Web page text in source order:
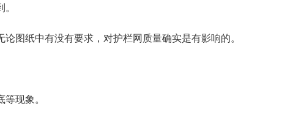
图纸中有没有要求，对护栏网质量确实是有影响的。
现象。